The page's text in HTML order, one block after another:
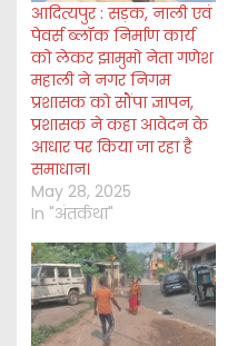
आदित्यपुर : सड़क, नाली एवं
पेवर्स ब्लॉक निर्माण कार्य
को लेकर झामुमो नेता गणेश
महाली ने नगर निगम
प्रशासक को सौंपा ज्ञापन,
प्रशासक ने कहा आवेदन के
आधार पर किया जा रहा है
समाधान।
May 28, 2025
In "अंतर्कथा"